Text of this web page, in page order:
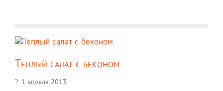
Теплый салат с беконом
1 апреля 2013